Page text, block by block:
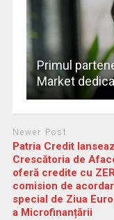
Primul
Market
Newer Post
Patria Credit
Crescătoria de
oferă credite cu
comision de
special de Ziua
a Microfinanțării